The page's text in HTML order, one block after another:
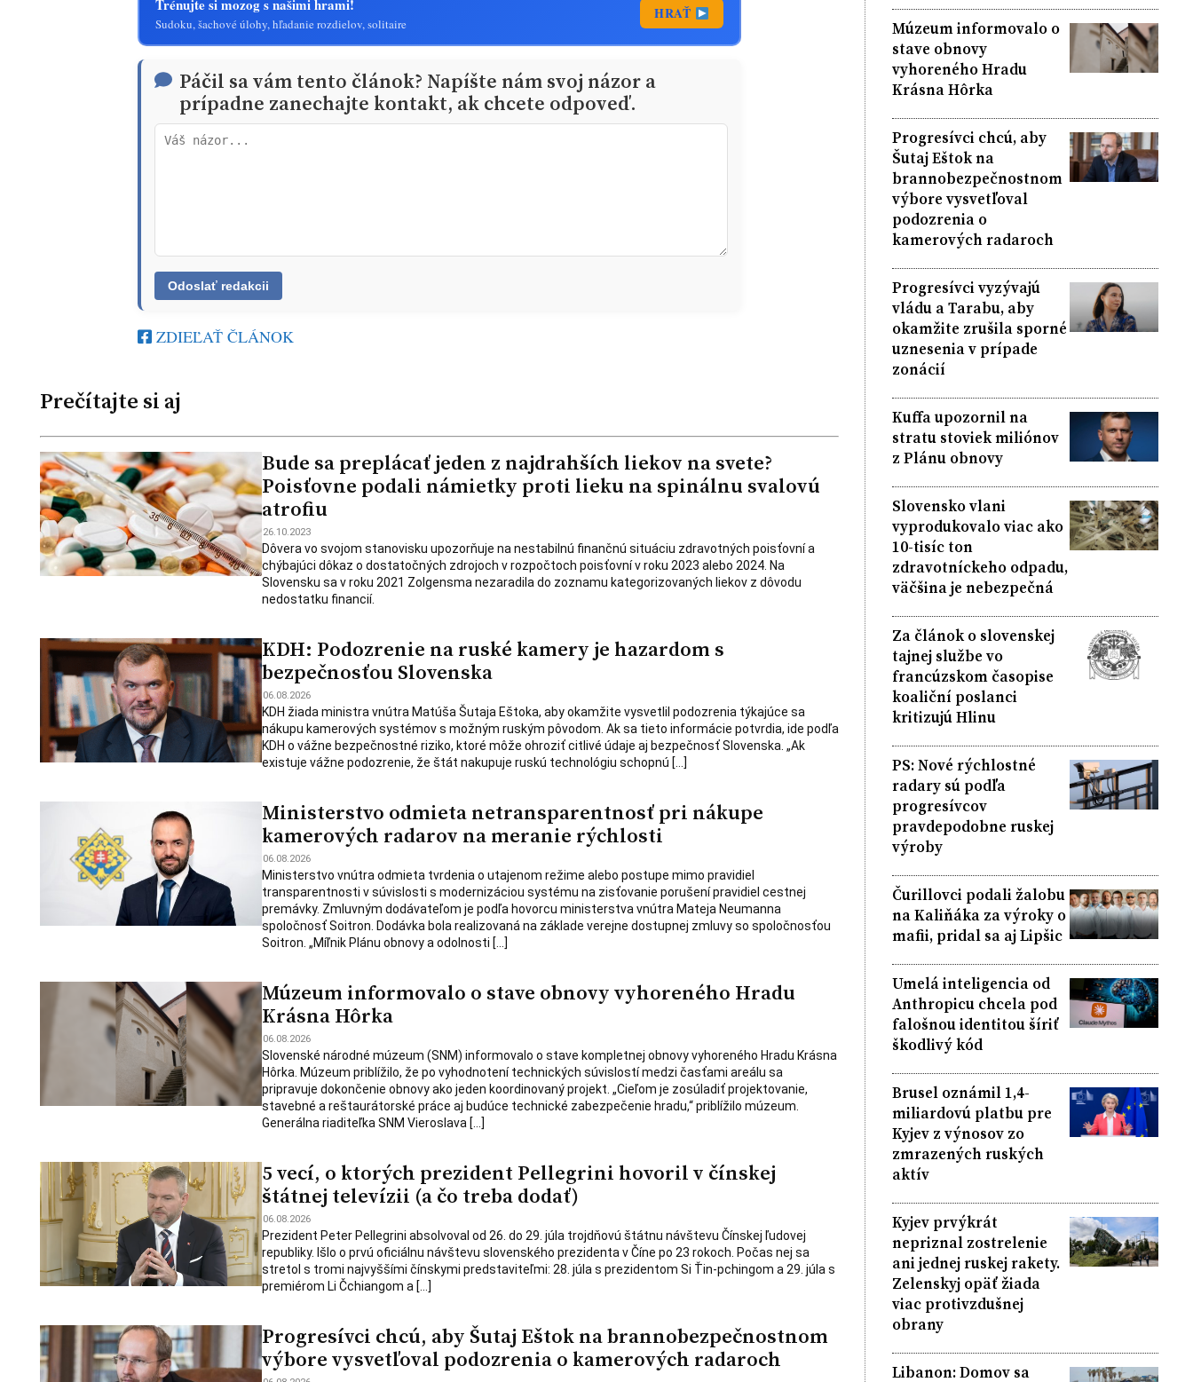
Trénujte si mozog s našimi hrami!
Sudoku, šachové úlohy, hľadanie rozdielov, solitaire
HRAŤ
Páčil sa vám tento článok? Napíšte nám svoj názor a
prípadne zanechajte kontakt, ak chcete odpoveď.
ZDIEĽAŤ ČLÁNOK
Prečítajte si aj
Bude sa preplácať jeden z najdrahších liekov na svete?
Poisťovne podali námietky proti lieku na spinálnu svalovú
atrofiu
26.10.2023
Dôvera vo svojom stanovisku upozorňuje na nestabilnú finančnú situáciu zdravotných poisťovní a
chýbajúci dôkaz o dostatočných zdrojoch v rozpočtoch poisťovní v roku 2023 alebo 2024. Na
Slovensku sa v roku 2021 Zolgensma nezaradila do zoznamu kategorizovaných liekov z dôvodu
nedostatku financií.
KDH: Podozrenie na ruské kamery je hazardom s
bezpečnosťou Slovenska
06.08.2026
KDH žiada ministra vnútra Matúša Šutaja Eštoka, aby okamžite vysvetlil podozrenia týkajúce sa
nákupu kamerových systémov s možným ruským pôvodom. Ak sa tieto informácie potvrdia, ide podľa
KDH o vážne bezpečnostné riziko, ktoré môže ohroziť citlivé údaje aj bezpečnosť Slovenska. „Ak
existuje vážne podozrenie, že štát nakupuje ruskú technológiu schopnú […]
Ministerstvo odmieta netransparentnosť pri nákupe
kamerových radarov na meranie rýchlosti
06.08.2026
Ministerstvo vnútra odmieta tvrdenia o utajenom režime alebo postupe mimo pravidiel
transparentnosti v súvislosti s modernizáciou systému na zisťovanie porušení pravidiel cestnej
premávky. Zmluvným dodávateľom je podľa hovorcu ministerstva vnútra Mateja Neumanna
spoločnosť Soitron. Dodávka bola realizovaná na základe verejne dostupnej zmluvy so spoločnosťou
Soitron. „Míľnik Plánu obnovy a odolnosti […]
Múzeum informovalo o stave obnovy vyhoreného Hradu
Krásna Hôrka
06.08.2026
Slovenské národné múzeum (SNM) informovalo o stave kompletnej obnovy vyhoreného Hradu Krásna
Hôrka. Múzeum priblížilo, že po vyhodnotení technických súvislostí medzi časťami areálu sa
pripravuje dokončenie obnovy ako jeden koordinovaný projekt. „Cieľom je zosúladiť projektovanie,
stavebné a reštaurátorské práce aj budúce technické zabezpečenie hradu,“ priblížilo múzeum.
Generálna riaditeľka SNM Vieroslava […]
5 vecí, o ktorých prezident Pellegrini hovoril v čínskej
štátnej televízii (a čo treba dodať)
06.08.2026
Prezident Peter Pellegrini absolvoval od 26. do 29. júla trojdňovú štátnu návštevu Čínskej ľudovej
republiky. Išlo o prvú oficiálnu návštevu slovenského prezidenta v Číne po 23 rokoch. Počas nej sa
stretol s tromi najvyššími čínskymi predstaviteľmi: 28. júla s prezidentom Si Ťin-pchingom a 29. júla s
premiérom Li Čchiangom a […]
Progresívci chcú, aby Šutaj Eštok na brannobezpečnostnom
výbore vysvetľoval podozrenia o kamerových radaroch
Múzeum informovalo o
stave obnovy
vyhoreného Hradu
Krásna Hôrka
Progresívci chcú, aby
Šutaj Eštok na
brannobezpečnostnom
výbore vysvetľoval
podozrenia o
kamerových radaroch
Progresívci vyzývajú
vládu a Tarabu, aby
okamžite zrušila sporné
uznesenia v prípade
zonácií
Kuffa upozornil na
stratu stoviek miliónov
z Plánu obnovy
Slovensko vlani
vyprodukovalo viac ako
10-tisíc ton
zdravotníckeho odpadu,
väčšina je nebezpečná
Za článok o slovenskej
tajnej službe vo
francúzskom časopise
koaliční poslanci
kritizujú Hlinu
PS: Nové rýchlostné
radary sú podľa
progresívcov
pravdepodobne ruskej
výroby
Čurillovci podali žalobu
na Kaliňáka za výroky o
mafii, pridal sa aj Lipšic
Umelá inteligencia od
Anthropicu chcela pod
falošnou identitou šíriť
škodlivý kód
Brusel oznámil 1,4-
miliardovú platbu pre
Kyjev z výnosov zo
zmrazených ruských
aktív
Kyjev prvýkrát
nepriznal zostrelenie
ani jednej ruskej rakety.
Zelenskyj opäť žiada
viac protivzdušnej
obrany
Libanon: Domov sa